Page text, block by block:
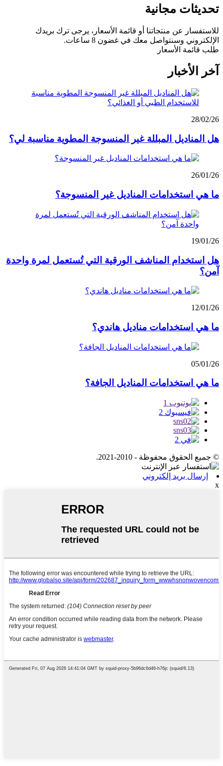
تحديثات مجانية
للاستفسار عن منتجاتنا أو قائمة الأسعار، يرجى ترك بريدك
الإلكتروني وسنتواصل معك في غضون 8 ساعات.
طلب قائمة الأسعار
آخر الأخبار
28/02/26
هل المناديل المبللة غير المنسوجة المطوية مناسبة لي؟
26/01/26
ما هي استخدامات المناديل غير المنسوجة؟
19/01/26
هل استخدام المناشف الورقية التي تُستعمل لمرة واحدة
آمن؟
12/01/26
ما هي استخدامات مناديل هاندي؟
05/01/26
ما هي استخدامات المناديل الجافة؟
© جميع الحقوق محفوظة - 2010-2021.
إرسال بريد إلكتروني
x